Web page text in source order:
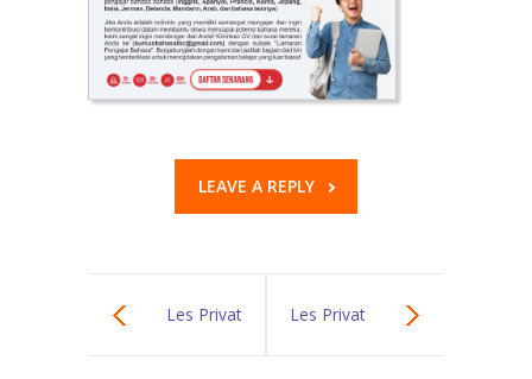
LEAVE A REPLY
Les Privat Les Privat